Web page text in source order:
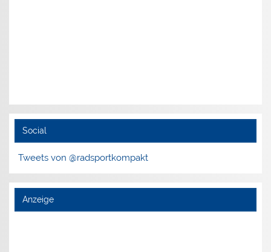
Social
Tweets von @radsportkompakt
Anzeige